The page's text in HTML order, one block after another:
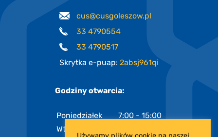
cus@cusgoleszow.pl
33 4790554
33 4790517
Skrytka e-puap: 2absj961qi
Godziny otwarcia:
Poniedziałek
7:00 - 15:00
Wtorek